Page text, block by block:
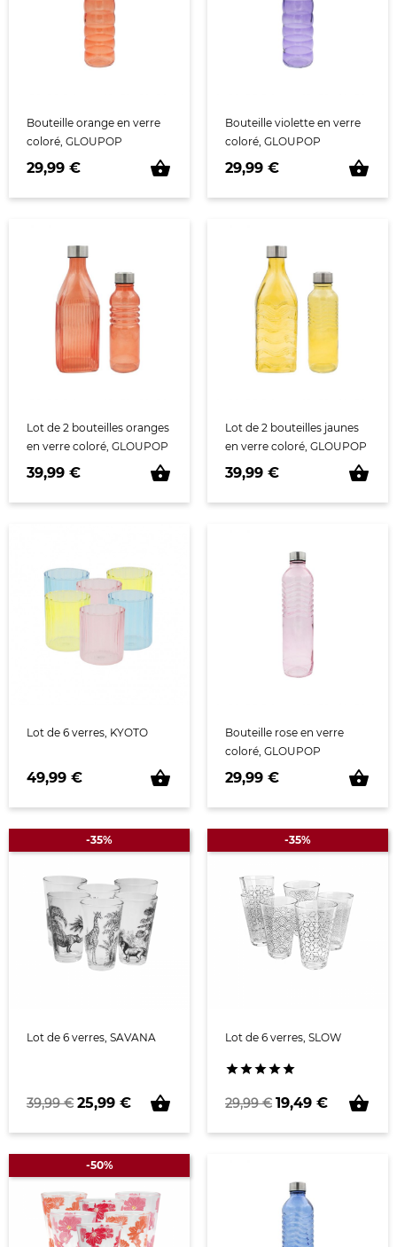
Bouteille orange en verre
coloré, GLOUPOP
Prix
29,99 € shopping_basket
Bouteille violette en verre
coloré, GLOUPOP
Prix
29,99 € shopping_basket
Lot de 2 bouteilles oranges
en verre coloré, GLOUPOP
Prix
39,99 € shopping_basket
Lot de 2 bouteilles jaunes
en verre coloré, GLOUPOP
Prix
39,99 € shopping_basket
Lot de 6 verres, KYOTO
Prix
49,99 € shopping_basket
Bouteille rose en verre
coloré, GLOUPOP
Prix
29,99 € shopping_basket
Lot de 6 verres, SAVANA
Prix de base
39,99 € Prix
25,99 € shopping_basket
-35%
Lot de 6 verres, SLOW

Prix de base
29,99 € Prix
19,49 € shopping_basket
-35%
-50%